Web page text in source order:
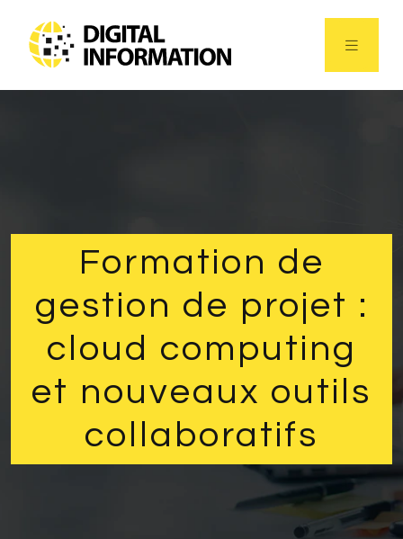
Formation de
gestion de projet :
cloud computing
et nouveaux outils
collaboratifs